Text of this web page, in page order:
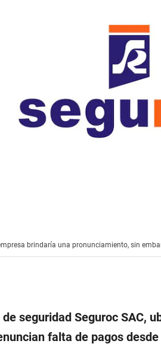
brindaría una pronunciamiento, sin
seguridad Seguroc SAC,
falta de pagos